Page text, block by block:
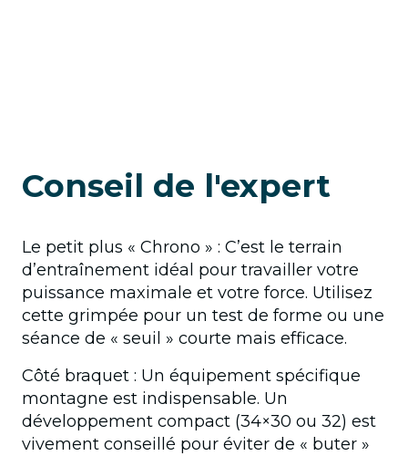
Conseil de l'expert
Le petit plus « Chrono » : C’est le terrain
d’entraînement idéal pour travailler votre
puissance maximale et votre force. Utilisez
cette grimpée pour un test de forme ou une
séance de « seuil » courte mais efficace.
Côté braquet : Un équipement spécifique
montagne est indispensable. Un
développement compact (34×30 ou 32) est
vivement conseillé pour éviter de « buter »